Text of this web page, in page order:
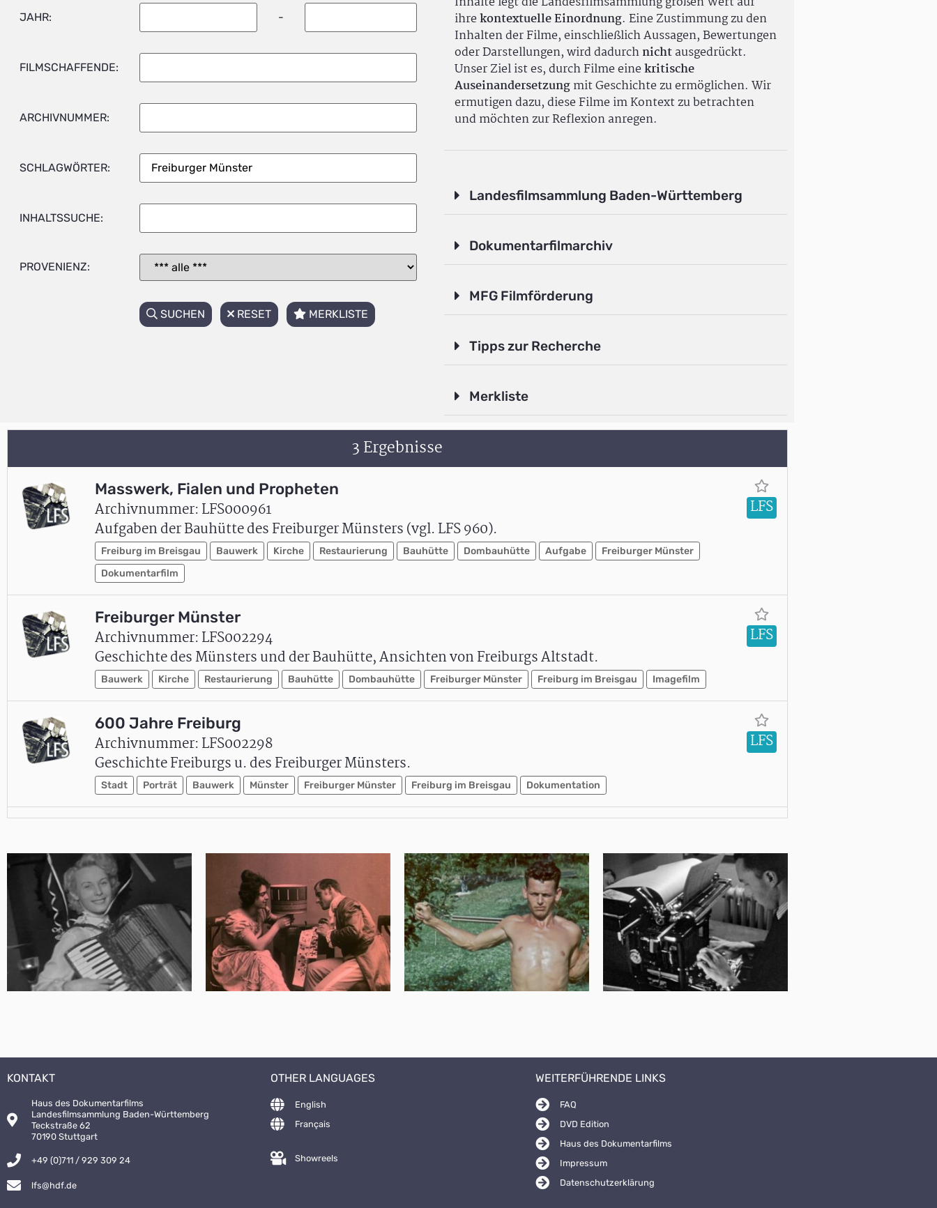
JAHR: -
FILMSCHAFFENDE:
ARCHIVNUMMER:
SCHLAGWÖRTER:
INHALTSSUCHE:
PROVENIENZ:
SUCHEN RESET MERKLISTE
ihrekontextuelle Einordnung. Eine Zustimmung zu den
Inhalten der Filme, einschließlich Aussagen, Bewertungen
oder Darstellungen, wird dadurchnichtausgedrückt.
Unser Ziel ist es, durch Filme einekritische
Auseinandersetzungmit Geschichte zu ermöglichen. Wir
ermutigen dazu, diese Filme im Kontext zu betrachten
und möchten zur Reflexion anregen.
Landesfilmsammlung Baden-Württemberg
Dokumentarfilmarchiv
MFG Filmförderung
Tipps zur Recherche
Merkliste
3 Ergebnisse
Masswerk, Fialen und Propheten
Archivnummer: LFS000961
Aufgaben der Bauhütte des Freiburger Münsters (vgl. LFS 960).
Freiburg im Breisgau Bauwerk Kirche Restaurierung Bauhütte Dombauhütte Aufgabe
Freiburger Münster
Dokumentarfilm
LFS
Freiburger Münster
Archivnummer: LFS002294
Geschichte des Münsters und der Bauhütte, Ansichten von Freiburgs Altstadt.
Bauwerk Kirche Restaurierung Bauhütte Dombauhütte Freiburger Münster Freiburg im Breisgau Imagefilm
LFS
600 Jahre Freiburg
Archivnummer: LFS002298
Geschichte Freiburgs u. des Freiburger Münsters.
Stadt Porträt Bauwerk Münster Freiburger Münster Freiburg im Breisgau Dokumentation
LFS
KONTAKT
Haus des Dokumentarfilms
Landesfilmsammlung Baden-Württemberg
Teckstraße 62
70190 Stuttgart
+49 (0)711 / 929 309 24
lfs@hdf.de
OTHER LANGUAGES
English
Français
Showreels
WEITERFÜHRENDE LINKS
FAQ
DVD Edition
Haus des Dokumentarfilms
Impressum
Datenschutzerklärung